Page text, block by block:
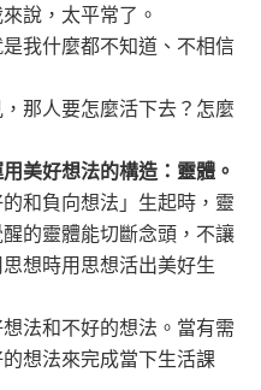
說，太平常了。
我什麼都不知道、不相信
那人要怎麼活下去？怎麼
美好想法的構造：靈體。
和負向想法」生起時，靈
的靈體能切斷念頭，不讓
想時用思想活出美好生
法和不好的想法。當有需
想法來完成當下生活課